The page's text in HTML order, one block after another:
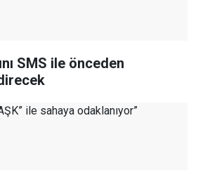
SMS ile önceden